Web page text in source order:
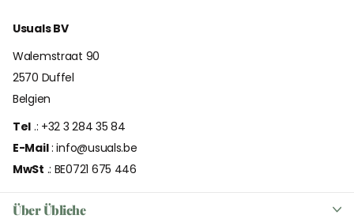
Über Übliche
Usuals BV
Walemstraat 90
2570 Duffel
Belgien
Tel .: +32 3 284 35 84
E-Mail: info@usuals.be
MwSt .: BE0721 675 446